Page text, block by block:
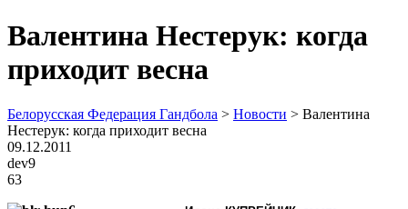
Валентина Нестерук: когда
приходит весна
Белорусская Федерация Гандбола > Новости > Валентина
Нестерук: когда приходит весна
09.12.2011
dev9
63